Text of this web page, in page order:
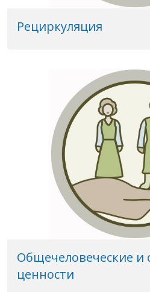
Рециркуляция
Общечеловеческие и
ценности